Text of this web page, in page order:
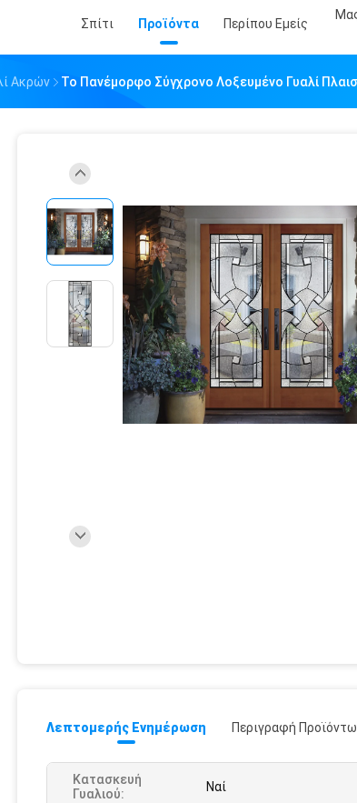
Σπίτι Προϊόντα Περίπου Εμείς
Ακρών Το Πανέμορφο Σύγχρονο Λοξευμένο Γυαλί
Λεπτομερής Ενημέρωση Περιγραφή
Κατασκευή
Γυαλιού:
Ναί